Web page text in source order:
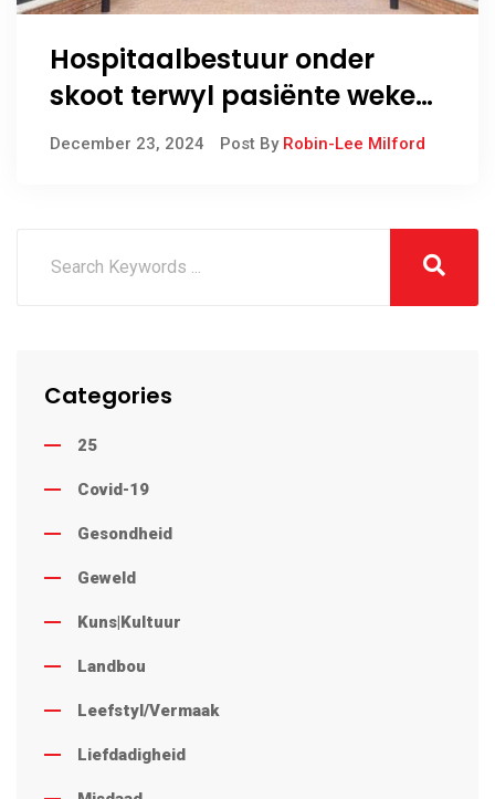
Hospitaalbestuur onder
skoot terwyl pasiënte weke
wag vir operasies
December 23, 2024 Post By Robin-Lee Milford
Categories
25
Covid-19
Gesondheid
Geweld
Kuns|Kultuur
Landbou
Leefstyl/Vermaak
Liefdadigheid